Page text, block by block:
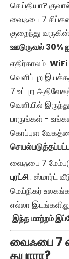
செய்தியா?
வைஃபை 7
குறைந்து
ஊடுருவல் 30%
எதிர்காலம் WiFi
வெளிப்புற
7 உட்புற
வெளியில்
பாருங்கள் -
கொப்புள
வைஃபை 7
புரட்சி. ஸ்மார்ட்
மெய்நிகர்
எல்லா
இந்த மாற்றம்
வைஃபை 7
தயாரா?